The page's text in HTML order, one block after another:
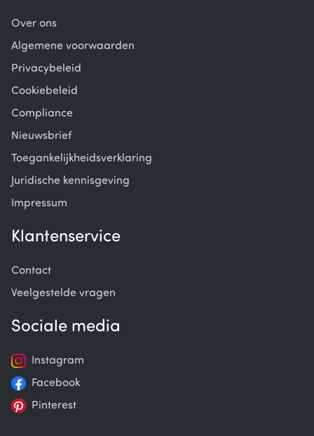
Over ons
Algemene voorwaarden
Privacybeleid
Cookiebeleid
Compliance
Nieuwsbrief
Toegankelijkheidsverklaring
Juridische kennisgeving
Impressum
Klantenservice
Contact
Veelgestelde vragen
Sociale media
Instagram
Facebook
Pinterest